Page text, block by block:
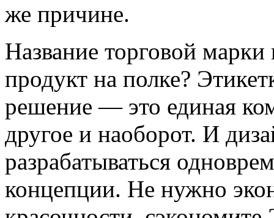
же причине.
Название торговой
продукт на полке?
решение — это единая
другое и наоборот. И
разрабатываться
концепции. Не нужно